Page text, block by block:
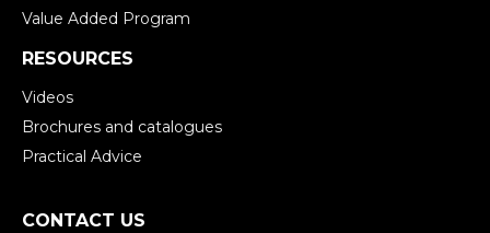
Value Added Program
RESOURCES
Videos
Brochures and catalogues
Practical Advice
CONTACT US